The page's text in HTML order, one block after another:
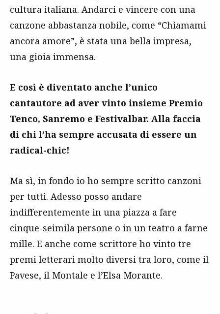
cultura italiana. Andarci e vincere con una
canzone abbastanza nobile, come “Chiamami
ancora amore”, è stata una bella impresa,
una gioia immensa.
E così è diventato anche l’unico
cantautore ad aver vinto insieme Premio
Tenco, Sanremo e Festivalbar. Alla faccia
di chi l’ha sempre accusata di essere un
radical-chic!
Ma sì, in fondo io ho sempre scritto canzoni
per tutti. Adesso posso andare
indifferentemente in una piazza a fare
cinque-seimila persone o in un teatro a farne
mille. E anche come scrittore ho vinto tre
premi letterari molto diversi tra loro, come il
Pavese, il Montale e l’Elsa Morante.